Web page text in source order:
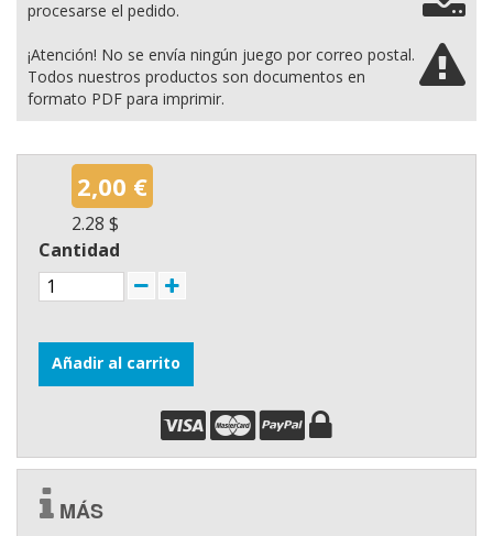
procesarse el pedido.
¡Atención! No se envía ningún juego por correo postal.
Todos nuestros productos son documentos en
formato PDF para imprimir.
2,00 €
2.28 $
Cantidad
Añadir al carrito
MÁS